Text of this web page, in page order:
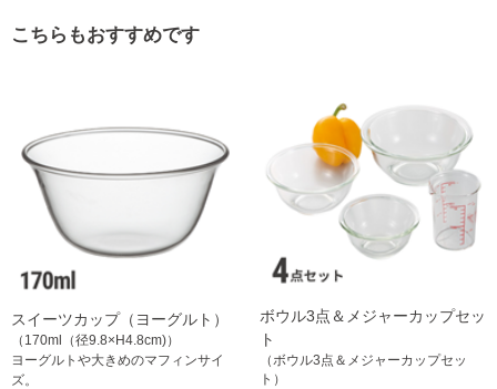
こちらもおすすめです
スイーツカップ（ヨーグルト）
（170ml（径9.8×H4.8cm)）
ヨーグルトや大きめのマフィンサイ
ズ。
ボウル3点＆メジャーカップセッ
ト
（ボウル3点＆メジャーカップセッ
ト）